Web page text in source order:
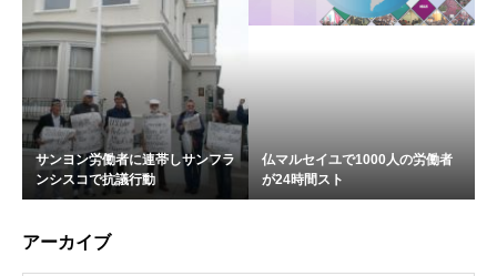
サンヨン労働者に連帯しサンフラ
ンシスコで抗議行動
仏マルセイユで1000人の労働者
が24時間スト
アーカイブ